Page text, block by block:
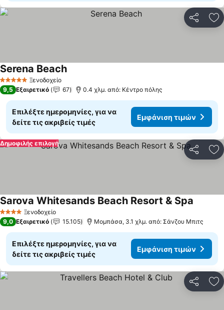
5 Αστέρια Ξενοδοχείο
Serena Beach
9,5 Εξαιρετικό 67 0.4 χλμ. από: Κέντρο πόλης
Επιλέξτε ημερομηνίες, για να
δείτε τις ακριβείς τιμές
Εμφάνιση τιμών
Δημοφιλής επιλογή
4 ΑστέριαΞενοδοχείο
Sarova Whitesands Beach Resort & Spa
9,0 Εξαιρετικό 15.105 Μομπάσα, 3.1 χλμ. από: Σάνζου Μπιτς
Επιλέξτε ημερομηνίες, για να
δείτε τις ακριβείς τιμές
Εμφάνιση τιμών